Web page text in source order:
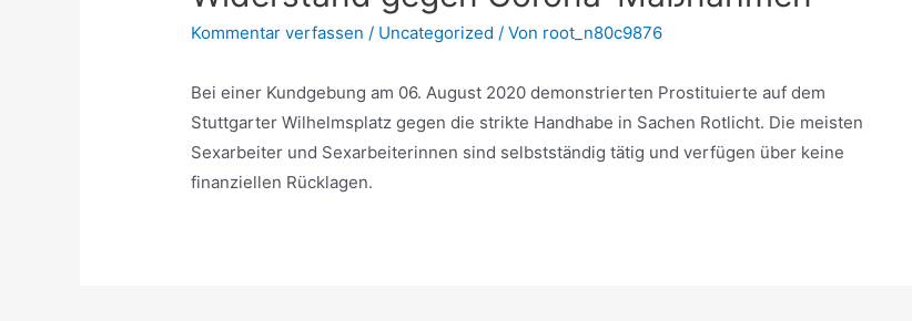
Kommentar verfassen / Uncategorized / Von root_n80c9876
Bei einer Kundgebung am 06. August 2020 demonstrierten Prostituierte auf dem
Stuttgarter Wilhelmsplatz gegen die strikte Handhabe in Sachen Rotlicht. Die meisten
Sexarbeiter und Sexarbeiterinnen sind selbstständig tätig und verfügen über keine
finanziellen Rücklagen.